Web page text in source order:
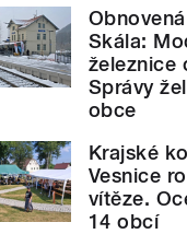
Skála:
železnice
Správy
obce
Krajské
Vesnice
vítěze.
14 obcí